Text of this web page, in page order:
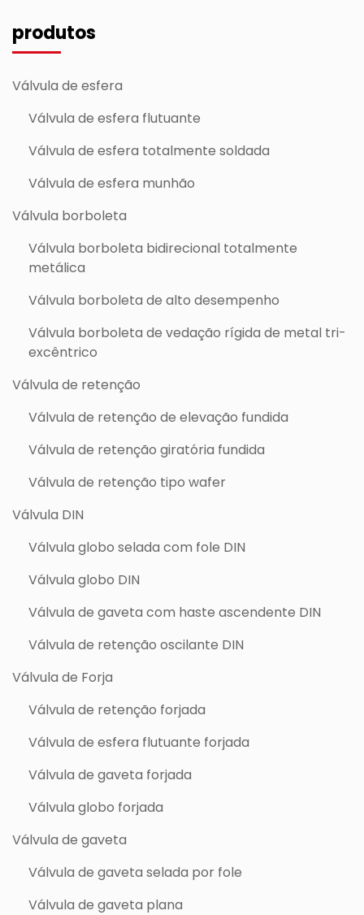
produtos
Válvula de esfera
Válvula de esfera flutuante
Válvula de esfera totalmente soldada
Válvula de esfera munhão
Válvula borboleta
Válvula borboleta bidirecional totalmente
metálica
Válvula borboleta de alto desempenho
Válvula borboleta de vedação rígida de metal tri-
excêntrico
Válvula de retenção
Válvula de retenção de elevação fundida
Válvula de retenção giratória fundida
Válvula de retenção tipo wafer
Válvula DIN
Válvula globo selada com fole DIN
Válvula globo DIN
Válvula de gaveta com haste ascendente DIN
Válvula de retenção oscilante DIN
Válvula de Forja
Válvula de retenção forjada
Válvula de esfera flutuante forjada
Válvula de gaveta forjada
Válvula globo forjada
Válvula de gaveta
Válvula de gaveta selada por fole
Válvula de gaveta plana